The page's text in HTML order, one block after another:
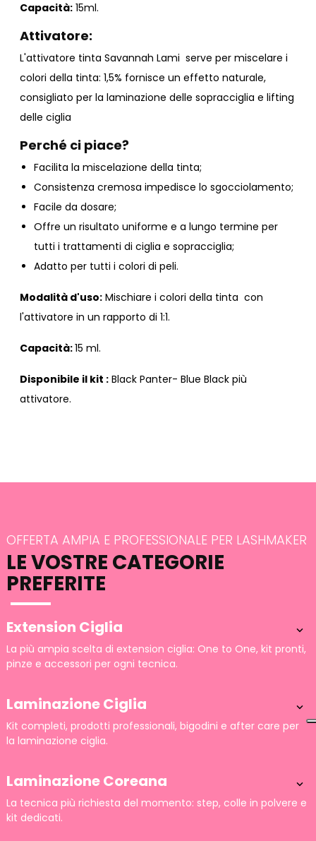
Capacità: 15ml.
Attivatore:
L'attivatore tinta Savannah Lami serve per miscelare i
colori della tinta: 1,5% fornisce un effetto naturale,
consigliato per la laminazione delle sopracciglia e lifting
delle ciglia
Perché ci piace?
Facilita la miscelazione della tinta;
Consistenza cremosa impedisce lo sgocciolamento;
Facile da dosare;
Offre un risultato uniforme e a lungo termine per
tutti i trattamenti di ciglia e sopracciglia;
Adatto per tutti i colori di peli.
Modalità d'uso: Mischiare i colori della tinta con
l'attivatore in un rapporto di 1:1.
Capacità:15 ml.
Disponibile il kit : Black Panter- Blue Black più
attivatore.
OFFERTA AMPIA E PROFESSIONALE PER LASHMAKER
LE VOSTRE CATEGORIE
PREFERITE
Extension Ciglia 
La più ampia scelta di extension ciglia: One to One, kit pronti,
pinze e accessori per ogni tecnica.
Laminazione Ciglia 
Kit completi, prodotti professionali, bigodini e after care per
la laminazione ciglia.
Laminazione Coreana 
La tecnica più richiesta del momento: step, colle in polvere e
kit dedicati.